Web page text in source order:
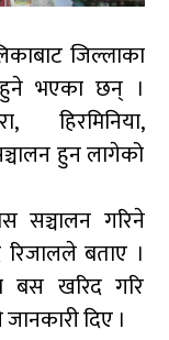
जिल्लाका
हुने भएका छन् ।
हिरमिनिया,
हुन लागेको
सञ्चालन गरिने
रिजालले बताए ।
बस खरिद गरि
दिए ।